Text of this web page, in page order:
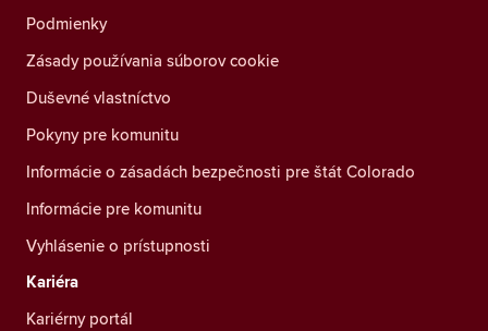
Podmienky
Zásady používania súborov cookie
Duševné vlastníctvo
Pokyny pre komunitu
Informácie o zásadách bezpečnosti pre štát Colorado
Informácie pre komunitu
Vyhlásenie o prístupnosti
Kariéra
Kariérny portál